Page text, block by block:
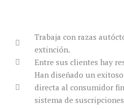
Trabaja con razas
extinción.
Entre sus clientes hay
Han diseñado un
directa al consumidor
sistema de